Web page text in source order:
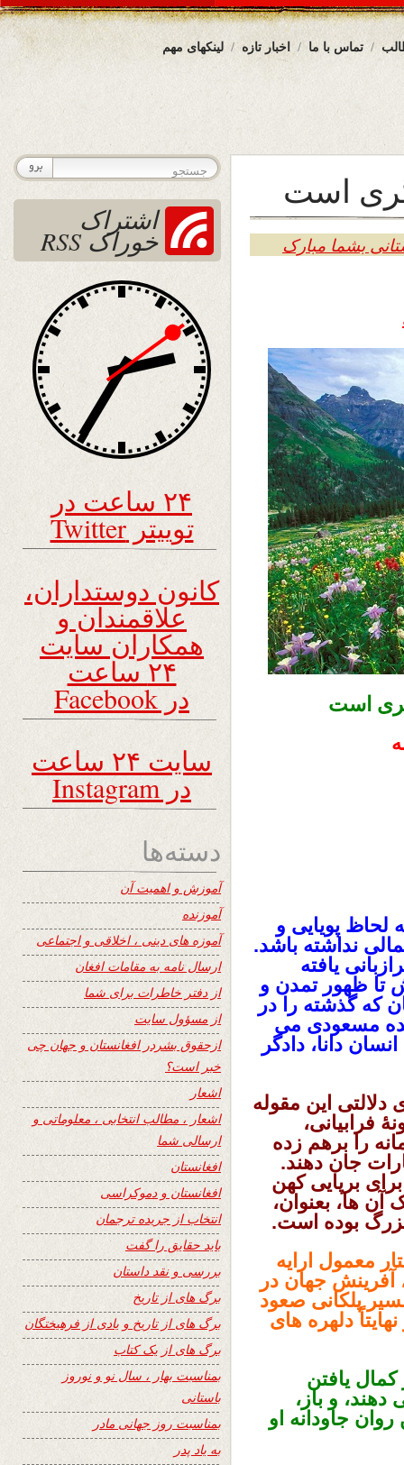
لینکهای مهم اخبار تازه تماس با ما
است
بشما مبارک
است
لحاظ پویایی و
نداشته باشد.
یافته
تا ظهور تمدن و
که گذشته را در
مسعودی می
دانا، دادگر
این مقوله
فرابیانی،
را برهم زده
جان دهند.
برپایی کهن
ها، بعنوان،
بوده است.
معمول ارایه
آفرینش جهان در
پلکانی صعود
دلهره های
یافتن
و باز،
جاودانه او
اشتراک
خوراک RSS
۲۴ ساعت در
توییتر Twitter
کانون دوستداران،
علاقمندان و
همکاران سایت
۲۴ ساعت
در Facebook
سایت ۲۴ ساعت
در Instagram
دسته‌ها
آموزش و اهمیت آن
آموزنده
آموزه های دینی ، اخلاقی و اجتماعی
ارسال نامه به مقامات افغان
از دفتر خاطرات برای شما
از مسؤول سایت
ازحقوق بشردر افغانستان و جهان چی
خبر است؟
اشعار
اشعار ، مطالب انتخابی ، معلوماتی و
ارسالی شما
افغانستان
افغانستان و دموکراسی
انتخاب از جریده ترجمان
باید حقایق را گفت
بررسی و نقد داستان
برگ های از تاریخ
برگ های از تاریخ و یادی از فرهیختگان
برگ های از یک کتاب
بمناسبت بهار ، سال نو و نوروز
باستانی
بمناسبت روز جهانی مادر
به یاد پدر